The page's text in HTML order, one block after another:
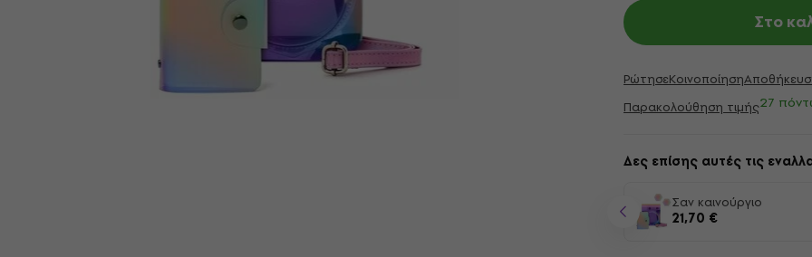
Στο
ΡώτησεΚοινοποίηση
Παρακολούθηση τιμής27
Δες επίσης αυτές τις
Σαν καινούργιο
21,70 €